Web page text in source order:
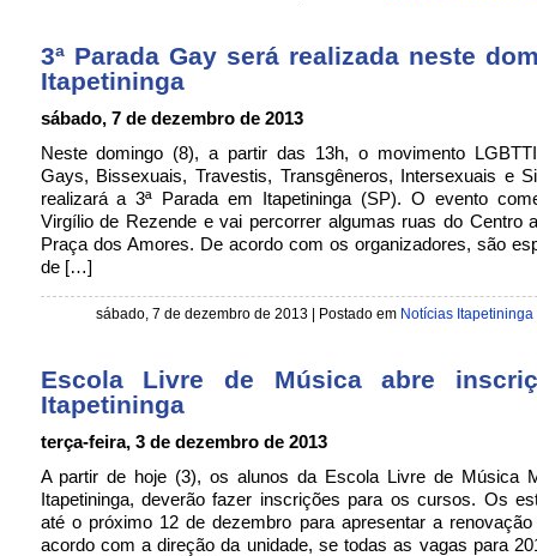
3ª Parada Gay será realizada neste
Itapetininga
sábado, 7 de dezembro de 2013
Neste domingo (8), a partir das 13h, o movimento
Gays, Bissexuais, Travestis, Transgêneros, Intersexuais e
realizará a 3ª Parada em Itapetininga (SP). O evento
Virgílio de Rezende e vai percorrer algumas ruas do Centro
Praça dos Amores. De acordo com os organizadores, são
de […]
sábado, 7 de dezembro de 2013 | Postado em Notícias Itapetininga
Escola Livre de Música abre
Itapetininga
terça-feira, 3 de dezembro de 2013
A partir de hoje (3), os alunos da Escola Livre de Música
Itapetininga, deverão fazer inscrições para os cursos. Os
até o próximo 12 de dezembro para apresentar a
acordo com a direção da unidade, se todas as vagas para